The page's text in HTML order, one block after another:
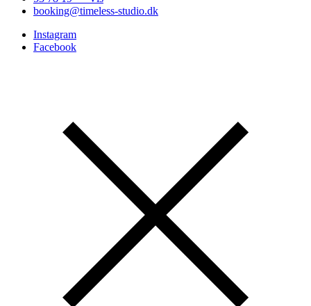
booking@timeless-studio.dk
Instagram
Facebook